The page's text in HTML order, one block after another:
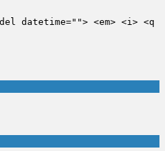
datetime=""> <em> <i> <q